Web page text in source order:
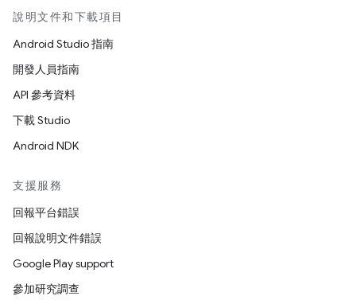
說明文件和下載項目
Android Studio 指南
開發人員指南
API 參考資料
下載 Studio
Android NDK
支援服務
回報平台錯誤
回報說明文件錯誤
Google Play support
參加研究調查